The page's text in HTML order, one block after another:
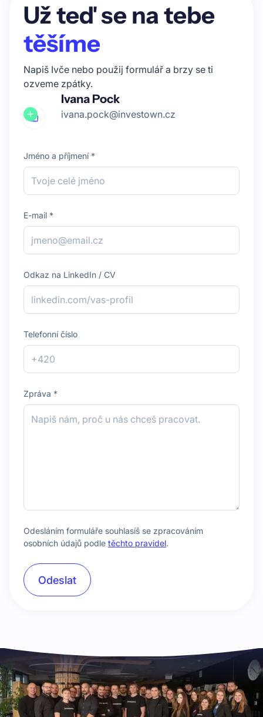
Už teď se na tebe
těšíme
Napiš Ivče nebo použij formulář a brzy se ti
ozveme zpátky.
Ivana Pock
ivana.pock@investown.cz
Jméno a příjmení *
E-mail *
Odkaz na LinkedIn / CV
Telefonní číslo
Zpráva *
Odesláním formuláře souhlasíš se zpracováním
osobních údajů podle těchto pravidel.
Odeslat